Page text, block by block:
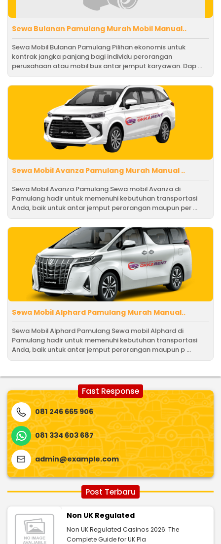
Sewa Bulanan Pamulang Murah Mobil Manual..
Sewa Mobil Bulanan Pamulang Pilihan ekonomis untuk
kontrak jangka panjang bagi individu perorangan
perusahaan atau mobil bus antar jemput karyawan. Dap ...
Sewa Mobil Avanza Pamulang Murah Manual ..
Sewa Mobil Avanza Pamulang Sewa mobil Avanza di
Pamulang hadir untuk memenuhi kebutuhan transportasi
Anda, baik untuk antar jemput perorangan maupun per ...
Sewa Mobil Alphard Pamulang Murah Manual..
Sewa Mobil Alphard Pamulang Sewa mobil Alphard di
Pamulang hadir untuk memenuhi kebutuhan transportasi
Anda, baik untuk antar jemput perorangan maupun p ...
Fast Response
081 246 665 906
081 334 603 687
admin@example.com
Post Terbaru
Non UK Regulated
Non UK Regulated Casinos 2026: The
Complete Guide for UK Pla